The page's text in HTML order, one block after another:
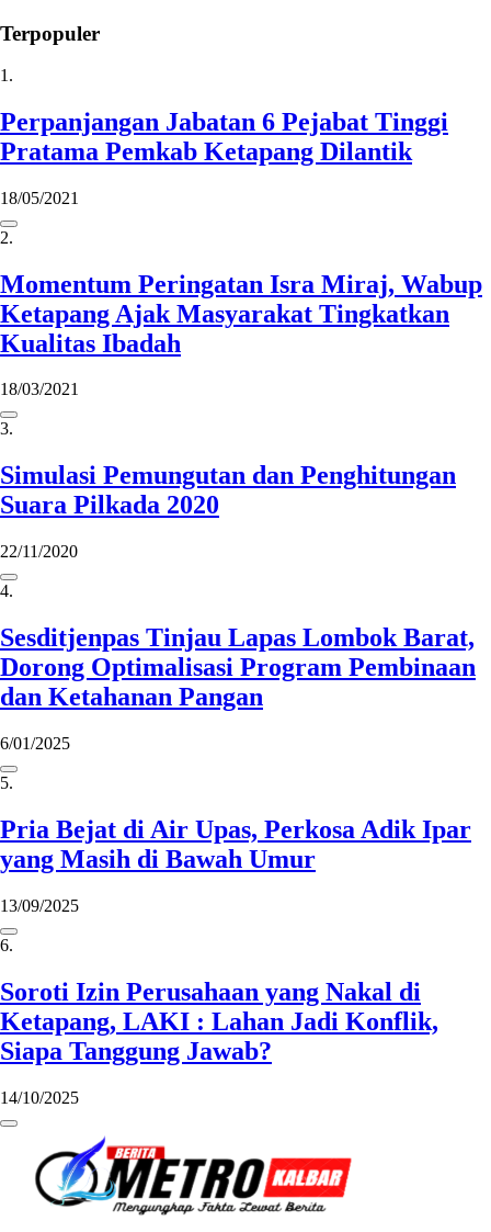
Terpopuler
1.
Perpanjangan Jabatan 6 Pejabat Tinggi
Pratama Pemkab Ketapang Dilantik
18/05/2021
2.
Momentum Peringatan Isra Miraj, Wabup
Ketapang Ajak Masyarakat Tingkatkan
Kualitas Ibadah
18/03/2021
3.
Simulasi Pemungutan dan Penghitungan
Suara Pilkada 2020
22/11/2020
4.
Sesditjenpas Tinjau Lapas Lombok Barat,
Dorong Optimalisasi Program Pembinaan
dan Ketahanan Pangan
6/01/2025
5.
Pria Bejat di Air Upas, Perkosa Adik Ipar
yang Masih di Bawah Umur
13/09/2025
6.
Soroti Izin Perusahaan yang Nakal di
Ketapang, LAKI : Lahan Jadi Konflik,
Siapa Tanggung Jawab?
14/10/2025